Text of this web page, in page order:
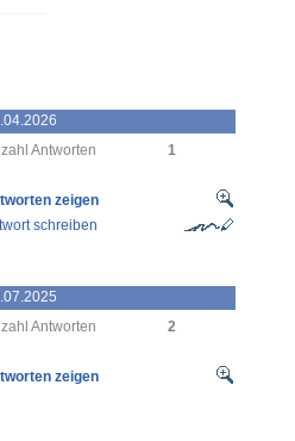
Antworten 1
zeigen
schreiben
Antworten 2
zeigen